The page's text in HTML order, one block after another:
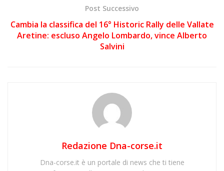
Post Successivo
Cambia la classifica del 16° Historic Rally delle Vallate
Aretine: escluso Angelo Lombardo, vince Alberto
Salvini
Redazione Dna-corse.it
Dna-corse.it è un portale di news che ti tiene